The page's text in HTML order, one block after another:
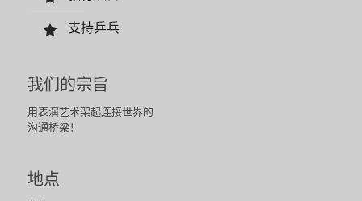
支持乒乓
我们的宗旨
用表演艺术架起连接世界的
沟通桥梁！
地点